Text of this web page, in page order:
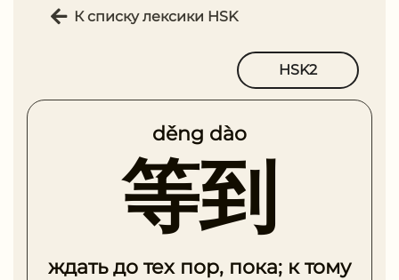
К списку лексики HSK
HSK2
děng dào
等到
ждать до тех пор, пока; к тому